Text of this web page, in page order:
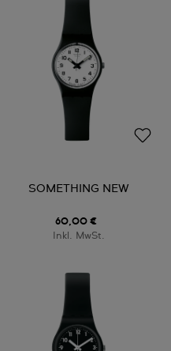
SOMETHING NEW
60,00 €
Inkl. MwSt.